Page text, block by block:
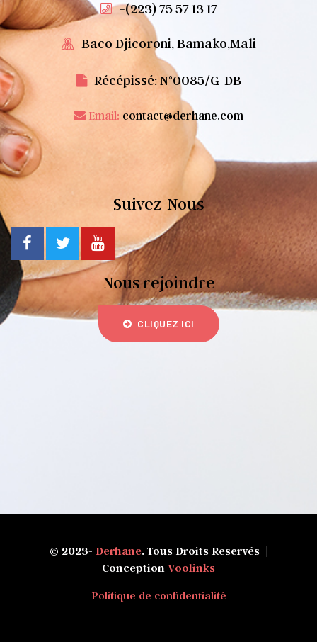
+(223) 75 57 13 17
Baco Djicoroni, Bamako,Mali
Récépissé: N°0085/G-DB
Email: contact@derhane.com
Suivez-Nous
Nous rejoindre
CLIQUEZ ICI
© 2023- Derhane. Tous Droits Reservés |
Conception Voolinks
Politique de confidentialité